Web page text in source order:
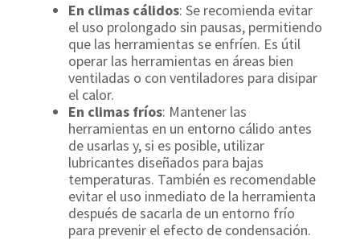
En climas cálidos: Se recomienda evitar
el uso prolongado sin pausas, permitiendo
que las herramientas se enfríen. Es útil
operar las herramientas en áreas bien
ventiladas o con ventiladores para disipar
el calor.
En climas fríos: Mantener las
herramientas en un entorno cálido antes
de usarlas y, si es posible, utilizar
lubricantes diseñados para bajas
temperaturas. También es recomendable
evitar el uso inmediato de la herramienta
después de sacarla de un entorno frío
para prevenir el efecto de condensación.